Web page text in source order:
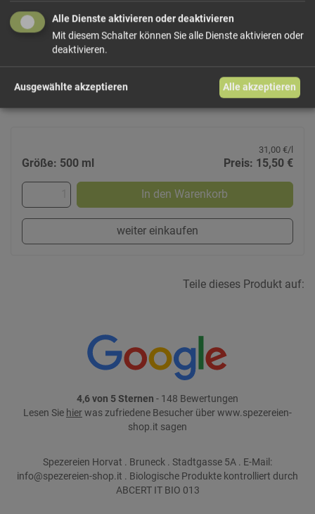
Südtiroler –Edelspirituose aus ausgesuchten Zapfen der
Zirbelkiefer.
Eine typisch alpenländische markante Hausspezialität,
35 Vol%
31,00 €/l
Größe: 500 ml Preis: 15,50 €
In den Warenkorb
weiter einkaufen
Teile dieses Produkt auf:
4,6 von 5 Sternen - 148 Bewertungen
Lesen Sie hierwas zufriedene Besucher über www.spezereien-
shop.it sagen
Spezereien Horvat . Bruneck . Stadtgasse 5A . E-Mail:
info@spezereien-shop.it . Biologische Produkte kontrolliert durch
ABCERT IT BIO 013
Alle Dienste aktivieren oder deaktivieren
Mit diesem Schalter können Sie alle Dienste aktivieren oder
deaktivieren.
Ausgewählte akzeptieren Alle akzeptieren